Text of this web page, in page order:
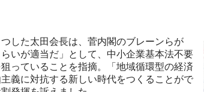
した太田会長は、菅内閣のブレーンらが
らいが適当だ」として、中小企業基本法不要
っていることを指摘。「地域循環型の経済
義に対抗する新しい時代をつくることがで